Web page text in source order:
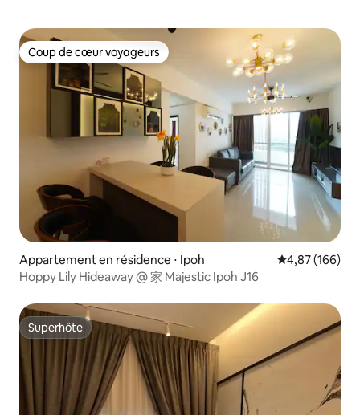
Coup de cœur voyageurs
Coup de cœur voyageurs
Appartement en résidence ⋅ Ipoh Évaluation
4,87 (166)
Hoppy Lily Hideaway @ 家 Majestic Ipoh J16
Superhôte
Superhôte